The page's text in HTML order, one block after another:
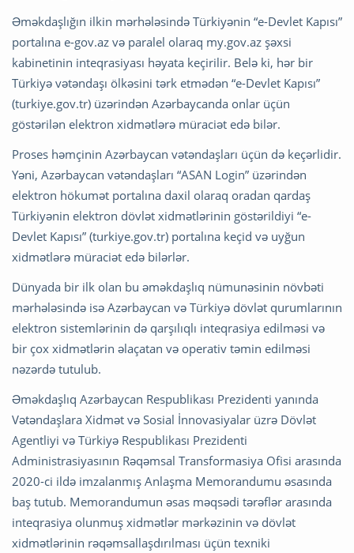
Əməkdaşlığın ilkin mərhələsində Türkiyənin “e-Devlet Kapısı”
portalına e-gov.az və paralel olaraq my.gov.az şəxsi
kabinetinin inteqrasiyası həyata keçirilir. Belə ki, hər bir
Türkiyə vətəndaşı ölkəsini tərk etmədən “e-Devlet Kapısı”
(turkiye.gov.tr) üzərindən Azərbaycanda onlar üçün
göstərilən elektron xidmətlərə müraciət edə bilər.
Proses həmçinin Azərbaycan vətəndaşları üçün də keçərlidir.
Yəni, Azərbaycan vətəndaşları “ASAN Login” üzərindən
elektron hökumət portalına daxil olaraq oradan qardaş
Türkiyənin elektron dövlət xidmətlərinin göstərildiyi “e-
Devlet Kapısı” (turkiye.gov.tr) portalına keçid və uyğun
xidmətlərə müraciət edə bilərlər.
Dünyada bir ilk olan bu əməkdaşlıq nümunəsinin növbəti
mərhələsində isə Azərbaycan və Türkiyə dövlət qurumlarının
elektron sistemlərinin də qarşılıqlı inteqrasiya edilməsi və
bir çox xidmətlərin əlaçatan və operativ təmin edilməsi
nəzərdə tutulub.
Əməkdaşlıq Azərbaycan Respublikası Prezidenti yanında
Vətəndaşlara Xidmət və Sosial İnnovasiyalar üzrə Dövlət
Agentliyi və Türkiyə Respublikası Prezidenti
Administrasiyasının Rəqəmsal Transformasiya Ofisi arasında
2020-ci ildə imzalanmış Anlaşma Memorandumu əsasında
baş tutub. Memorandumun əsas məqsədi tərəflər arasında
inteqrasiya olunmuş xidmətlər mərkəzinin və dövlət
xidmətlərinin rəqəmsallaşdırılması üçün texniki